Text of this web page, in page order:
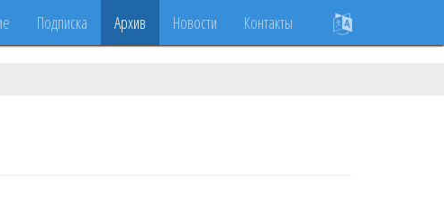
Подписка Архив Новости Контакты